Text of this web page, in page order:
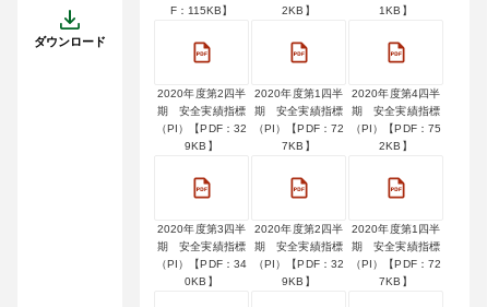
ダウンロード
F：115KB】
2KB】
1KB】
2020年度第2四半
期 安全実績指標
（PI）【PDF：32
9KB】
2020年度第1四半
期 安全実績指標
（PI）【PDF：72
7KB】
2020年度第4四半
期 安全実績指標
（PI）【PDF：75
2KB】
2020年度第3四半
期 安全実績指標
（PI）【PDF：34
0KB】
2020年度第2四半
期 安全実績指標
（PI）【PDF：32
9KB】
2020年度第1四半
期 安全実績指標
（PI）【PDF：72
7KB】